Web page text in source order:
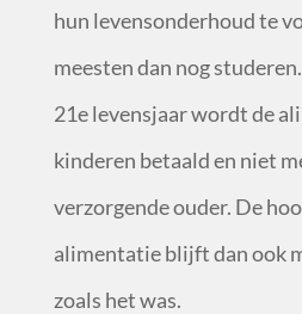
hun levensonderhoud te
meesten dan nog
21elevensjaar wordt de
kinderen betaald en niet
verzorgende ouder. De
alimentatie blijft dan ook
zoals het was.